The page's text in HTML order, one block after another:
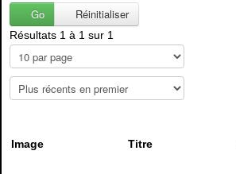
Go Réinitialiser
Résultats 1 à 1 sur 1
Image Titre